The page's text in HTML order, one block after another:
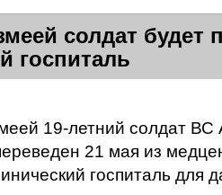
солдат будет
госпиталь
19-летний солдат ВС
21 мая из
госпиталь для